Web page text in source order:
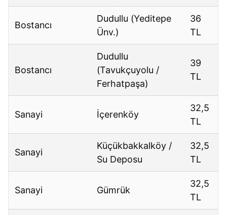
Bostancı
Dudullu (Yeditepe
Ünv.)
36
TL
Bostancı
Dudullu
(Tavukçuyolu /
Ferhatpaşa)
39
TL
Sanayi İçerenköy
32,5
TL
Sanayi
Küçükbakkalköy /
Su Deposu
32,5
TL
Sanayi Gümrük
32,5
TL